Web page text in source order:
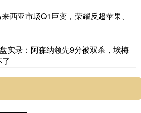
西亚市场Q1巨变，荣耀反超苹果、
实录：阿森纳领先9分被双杀，埃梅